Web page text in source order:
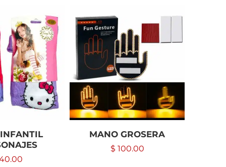
MANO GROSERA
$ 100.00